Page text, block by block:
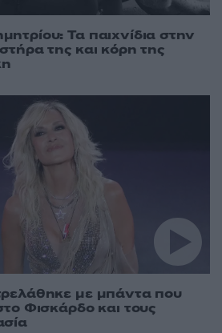
Τα παιχνίδια στην
της και κόρη της
με μπάντα που
Φισκάρδο και τους